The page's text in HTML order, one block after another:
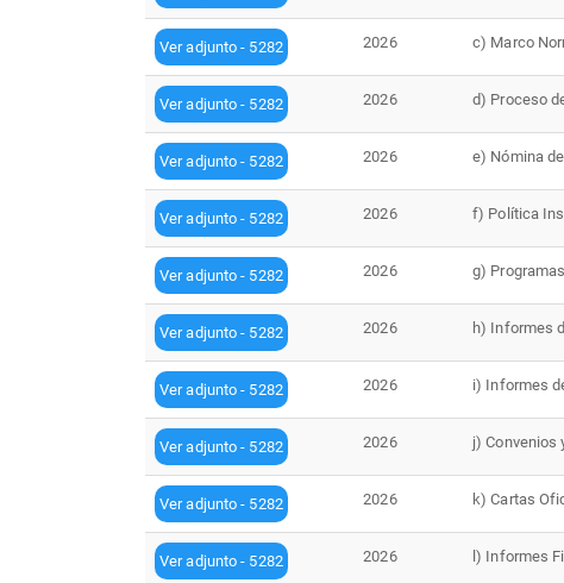
Ver adjunto - 5282 2026 c) Marco
Ver adjunto - 5282 2026 d) Proceso
Ver adjunto - 5282 2026 e) Nómina
Ver adjunto - 5282 2026 f) Política
Ver adjunto - 5282 2026 g)
Ver adjunto - 5282 2026 h) Informes
Ver adjunto - 5282 2026 i) Informes
Ver adjunto - 5282 2026 j) Convenios
Ver adjunto - 5282 2026 k) Cartas
Ver adjunto - 5282 2026 l) Informes